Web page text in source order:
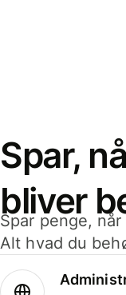
Spar,
bliver
Spar penge,
Alt hvad du